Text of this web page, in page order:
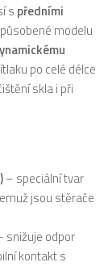
s předními
modelu
po celé délce
skla i při
– speciální tvar
jsou stěrače
snižuje odpor
kontakt s